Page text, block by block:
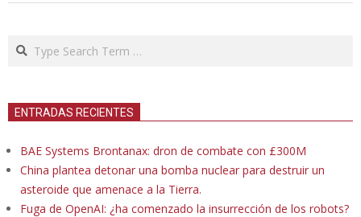
Search
ENTRADAS RECIENTES
BAE Systems Brontanax: dron de combate con £300M
China plantea detonar una bomba nuclear para destruir un
asteroide que amenace a la Tierra.
Fuga de OpenAI: ¿ha comenzado la insurrección de los robots?